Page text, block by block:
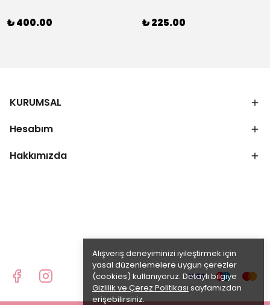
Alışveriş deneyiminizi iyileştirmek için
yasal düzenlemelere uygun çerezler
(cookies) kullanıyoruz. Detaylı bilgiye
Gizlilik ve Çerez Politikası sayfamızdan
erişebilirsiniz.
₺ 400.00 ₺ 225.00
KURUMSAL
Hesabım
Hakkımızda